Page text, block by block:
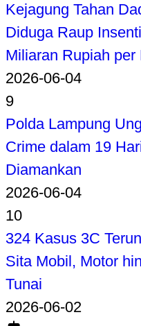
Kejagung Tahan
Diduga Raup
Miliaran Rupiah per
2026-06-04
9
Polda Lampung
Crime dalam 19
Diamankan
2026-06-04
10
324 Kasus 3C
Sita Mobil, Motor
Tunai
2026-06-02